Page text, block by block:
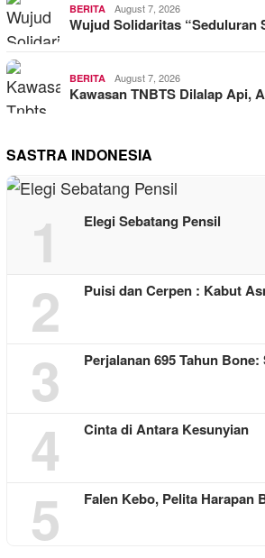
BERITA August 7, 2026
Wujud Solidaritas “Seduluran
BERITA August 7, 2026
Kawasan TNBTS Dilalap Api,
SASTRA INDONESIA
1 Elegi Sebatang Pensil
2 Puisi dan Cerpen : Kabut
3 Perjalanan 695 Tahun
4 Cinta di Antara Kesunyian
5 Falen Kebo, Pelita Harapan